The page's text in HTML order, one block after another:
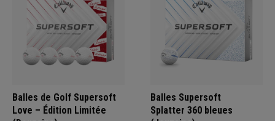
Balles de Golf Supersoft
Love – Édition Limitée
Balles Supersoft
Splatter 360 bleues